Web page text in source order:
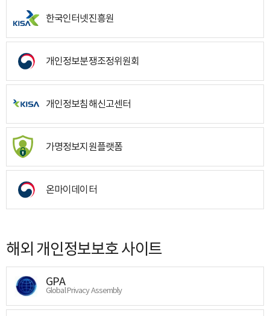
한국인터넷진흥원
개인정보분쟁조정위원회
개인정보침해신고센터
가명정보지원플랫폼
온마이데이터
해외 개인정보보호 사이트
GPA
Global Privacy Assembly